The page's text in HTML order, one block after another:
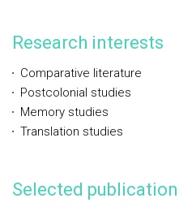
Research interests
Comparative literature
Postcolonial studies
Memory studies
Translation studies
Selected